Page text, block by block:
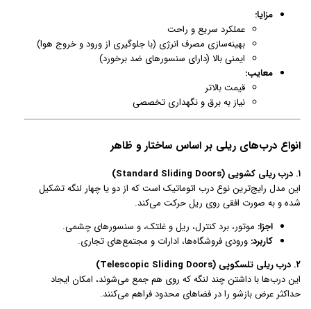
مزایا:
عملکرد سریع و راحت
بهینه‌سازی مصرف انرژی (با جلوگیری از ورود و خروج هوا)
ایمنی بالا (دارای سنسورهای ضد برخورد)
معایب:
قیمت بالاتر
نیاز به برق و نگهداری تخصصی
انواع درب‌های ریلی بر اساس ساختار و ظاهر
۱. درب ریلی کشویی (Standard Sliding Doors)
این مدل رایج‌ترین نوع درب اتوماتیک است که از دو یا چهار لنگه تشکیل
شده و به صورت افقی روی ریل حرکت می‌کند.
اجزا: موتور، برد کنترل، ریل و غلتک، و سنسورهای چشمی.
کاربرد: ورودی فروشگاه‌ها، ادارات و مجتمع‌های تجاری.
۲. درب ریلی تلسکوپی (Telescopic Sliding Doors)
این درب‌ها با داشتن چند لنگه که روی هم جمع می‌شوند، امکان ایجاد
حداکثر عرض بازشو را در فضاهای محدود فراهم می‌کنند.